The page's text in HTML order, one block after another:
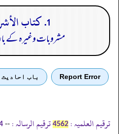
1. كتاب الأشربة وغيره
مشروبات وغیرہ کے
Report Error باب احادیث
ترقیم العلمیہ : 4562 ترقیم الرسالہ : --